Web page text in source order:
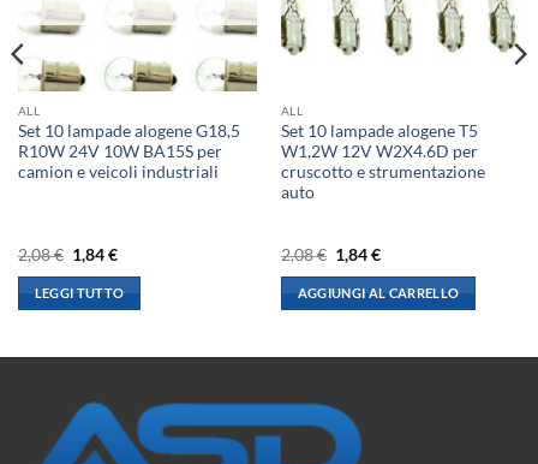
ALL
Set 10 lampade alogene G18,5
R10W 24V 10W BA15S per
camion e veicoli industriali
2,08€ Il
prezzo
originale
era:
2,08 €.
1,84€Il
attuale
è:
1,84 €.
LEGGI TUTTO
ALL
Set 10 lampade alogene T5
W1,2W 12V W2X4.6D per
cruscotto e strumentazione
auto
2,08€ Il
prezzo
originale
era:
2,08 €.
1,84€Il
attuale
è:
1,84 €.
AGGIUNGI AL CARRELLO